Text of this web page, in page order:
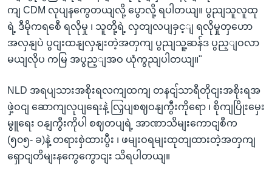
ကျ CDM လုပျနကွေတယျလို့ ပွောလို့ ရပါတယျ။ ပွညျသူလူထု
ရဲ့ ဒီမိုကရစေီ ရလိုမှု ၊ သူတို့ရဲ့ လှတျလပျခှင့ျ ရလိုမှုတှဟော
အလှနျပဲ ပွငျးထနျလှနျးတဲ့အတှကျ ပွညျသူ့ဆန်ဒ ပွည့ျဝလာ
မယျလိုပ ကမြ အပွည့ျအဝ ယုံကွညျပါတယျ။"
NLD အရပျသားအစိုးရလကျထကျ တနငျ်သာရီတိုငျးအစိုးရအ
ဖှဲ့ဝငျ ဆောကျလုပျရေးနဲ့ လြှပျစဈဝနျကွီးကိုရော ၊ စိုကျပြိုးမှေး
မွူရေး ဝနျကွီးကိုပါ စဈတပျရဲ့ အာဏာသိမျးကောငျစီက
(၅၀၅- ခ)နဲ့ တရားစှဲထားပွီး ၊ ဖမျးဝရမျးထုတျထားတဲ့အတှကျ
ရှောငျတိမျးနကွေကွောငျး သိရပါတယျ။